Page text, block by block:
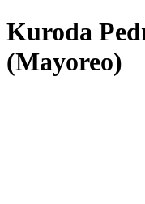
Kuroda
(Mayoreo)